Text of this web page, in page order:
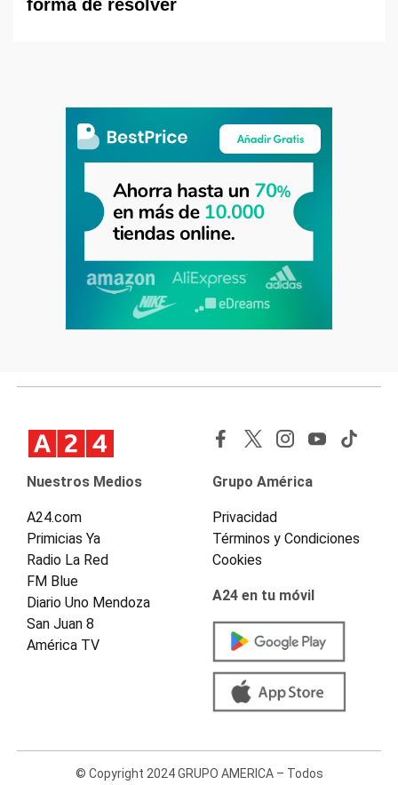
forma de resolver
Nuestros Medios
A24.com
Primicias Ya
Radio La Red
FM Blue
Diario Uno Mendoza
San Juan 8
América TV
Grupo América
Privacidad
Términos y Condiciones
Cookies
A24 en tu móvil
© Copyright 2024 GRUPO AMERICA – Todos